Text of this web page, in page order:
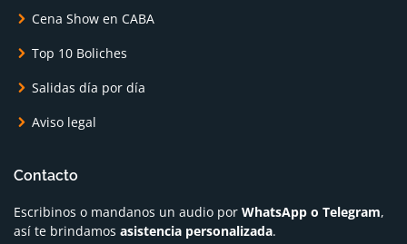
Cena Show en CABA
Top 10 Boliches
Salidas día por día
Aviso legal
Contacto
Escribinos o mandanos un audio por WhatsApp o Telegram,
así te brindamos asistencia personalizada.